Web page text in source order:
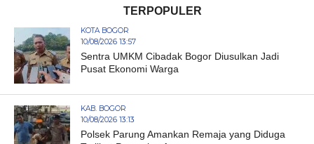
TERPOPULER
KOTA BOGOR
10/08/2026 13:57
Sentra UMKM Cibadak Bogor Diusulkan Jadi
Pusat Ekonomi Warga
KAB. BOGOR
10/08/2026 13:13
Polsek Parung Amankan Remaja yang Diduga